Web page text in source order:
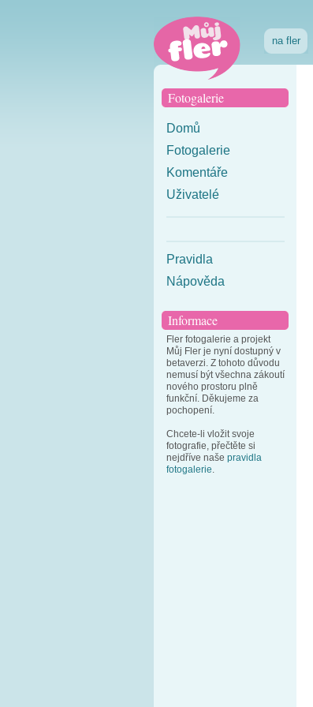
na fler
Fotogalerie
Domů
Fotogalerie
Komentáře
Uživatelé
Pravidla
Nápověda
Informace
Fler fotogalerie a projekt
Můj Fler je nyní dostupný v
betaverzi. Z tohoto důvodu
nemusí být všechna zákoutí
nového prostoru plně
funkční. Děkujeme za
pochopení.
Chcete-li vložit svoje
fotografie, přečtěte si
nejdříve naše pravidla
fotogalerie.